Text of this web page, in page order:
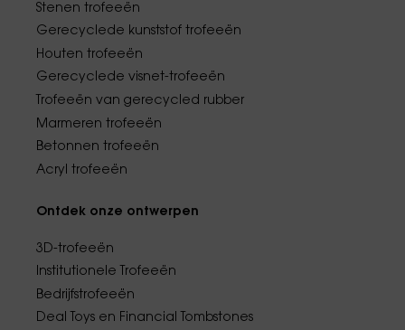
Stenen trofeeën
Gerecyclede kunststof trofeeën
Houten trofeeën
Gerecyclede visnet-trofeeën
Trofeeën van gerecycled rubber
Marmeren trofeeën
Betonnen trofeeën
Acryl trofeeën
Ontdek onze ontwerpen
3D-trofeeën
Institutionele Trofeeën
Bedrijfstrofeeën
Deal Toys en Financial Tombstones